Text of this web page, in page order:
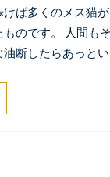
ば多くのメス猫
のです。 人間も
油断したらあっと